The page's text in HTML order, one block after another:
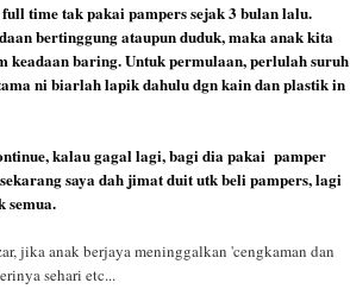
time tak pakai pampers sejak 3 bulan lalu.
bertinggung ataupun duduk, maka anak kita
keadaan baring. Untuk permulaan, perlulah suruh
ni biarlah lapik dahulu dgn kain dan plastik in
kalau gagal lagi, bagi dia pakai pamper
saya dah jimat duit utk beli pampers, lagi
semua.
jika anak berjaya meninggalkan 'cengkaman dan
sehari etc...